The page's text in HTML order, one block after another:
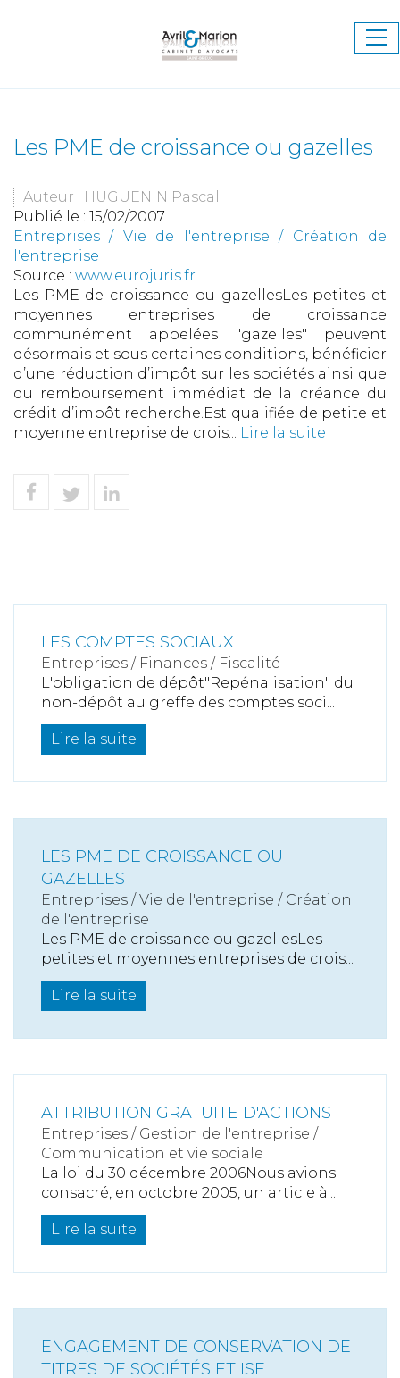
Les PME de croissance ou gazelles
Auteur : HUGUENIN Pascal
Publié le : 15/02/2007
Entreprises / Vie de l'entreprise / Création de
l'entreprise
Source : www.eurojuris.fr
Les PME de croissance ou gazellesLes petites et
moyennes entreprises de croissance
communément appelées "gazelles" peuvent
désormais et sous certaines conditions, bénéficier
d’une réduction d’impôt sur les sociétés ainsi que
du remboursement immédiat de la créance du
crédit d’impôt recherche.Est qualifiée de petite et
moyenne entreprise de crois... Lire la suite
LES COMPTES SOCIAUX
Entreprises / Finances / Fiscalité
L'obligation de dépôt"Repénalisation" du
non-dépôt au greffe des comptes soci...
Lire la suite
LES PME DE CROISSANCE OU
GAZELLES
Entreprises /Vie de l'entreprise / Création
de l'entreprise
Les PME de croissance ou gazellesLes
petites et moyennes entreprises de crois...
Lire la suite
ATTRIBUTION GRATUITE D'ACTIONS
Entreprises / Gestion de l'entreprise /
Communication et vie sociale
La loi du 30 décembre 2006Nous avions
consacré, en octobre 2005, un article à...
Lire la suite
ENGAGEMENT DE CONSERVATION DE
TITRES DE SOCIÉTÉS ET ISF